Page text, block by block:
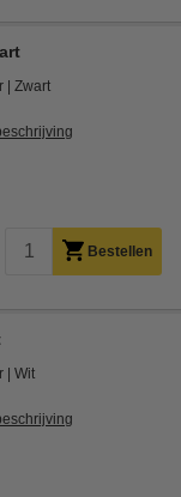
Zwart
Bestellen
Wit